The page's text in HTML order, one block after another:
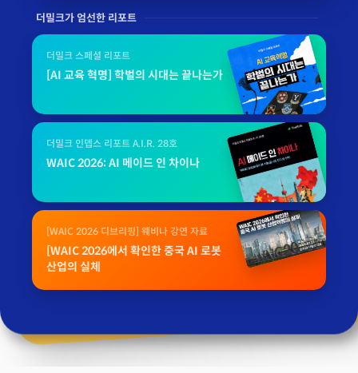
더밀크가 엄선한 리포트
더밀크 스페셜 리포트
[AI 교육 혁명] 학벌의 시대는 끝나는가
더밀크 인뎁스 리포트 A.I.R. 28호
WAIC 2026: AI 메이드 인 차이나
[WAIC 2026 디브리핑] 웨비나 강연 자료
[WAIC 2026에서 확인한 중국 AI 로봇
산업의 실체